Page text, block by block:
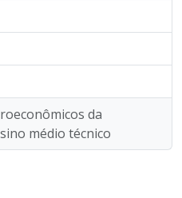
da
médio técnico